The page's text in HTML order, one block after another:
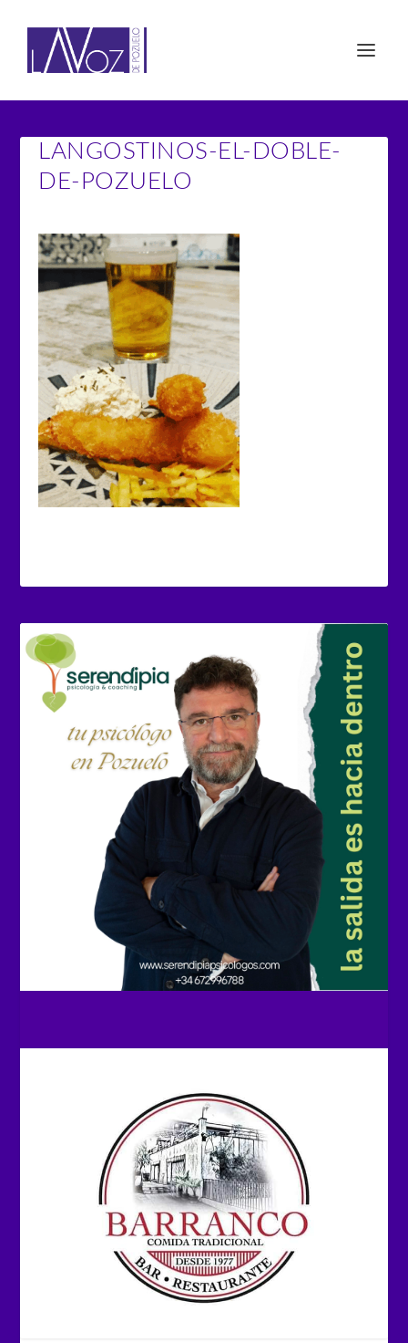
LANGOSTINOS-EL-DOBLE-
DE-POZUELO